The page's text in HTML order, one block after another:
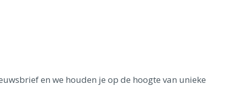
en we houden je op de hoogte van unieke